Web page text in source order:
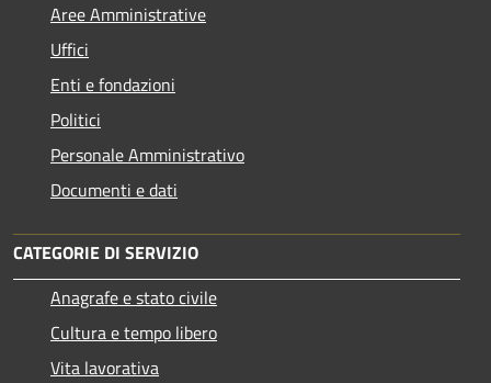
Aree Amministrative
Uffici
Enti e fondazioni
Politici
Personale Amministrativo
Documenti e dati
CATEGORIE DI SERVIZIO
Anagrafe e stato civile
Cultura e tempo libero
Vita lavorativa